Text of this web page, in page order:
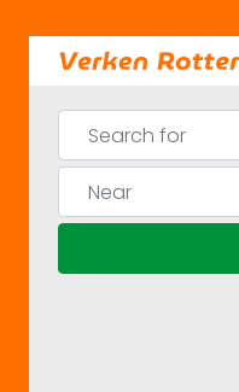
content
Search for
Near